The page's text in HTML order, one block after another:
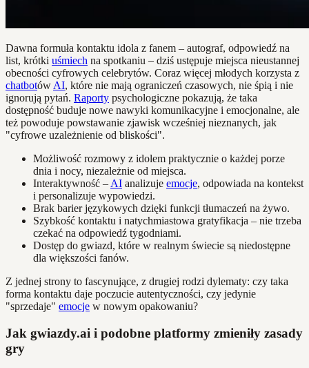
Dawna formuła kontaktu idola z fanem – autograf, odpowiedź na
list, krótki uśmiech na spotkaniu – dziś ustępuje miejsca nieustannej
obecności cyfrowych celebrytów. Coraz więcej młodych korzysta z
chatbotów AI, które nie mają ograniczeń czasowych, nie śpią i nie
ignorują pytań. Raporty psychologiczne pokazują, że taka
dostępność buduje nowe nawyki komunikacyjne i emocjonalne, ale
też powoduje powstawanie zjawisk wcześniej nieznanych, jak
"cyfrowe uzależnienie od bliskości".
Możliwość rozmowy z idolem praktycznie o każdej porze
dnia i nocy, niezależnie od miejsca.
Interaktywność – AI analizuje emocje, odpowiada na kontekst
i personalizuje wypowiedzi.
Brak barier językowych dzięki funkcji tłumaczeń na żywo.
Szybkość kontaktu i natychmiastowa gratyfikacja – nie trzeba
czekać na odpowiedź tygodniami.
Dostęp do gwiazd, które w realnym świecie są niedostępne
dla większości fanów.
Z jednej strony to fascynujące, z drugiej rodzi dylematy: czy taka
forma kontaktu daje poczucie autentyczności, czy jedynie
"sprzedaje" emocje w nowym opakowaniu?
Jak gwiazdy.ai i podobne platformy zmieniły zasady
gry